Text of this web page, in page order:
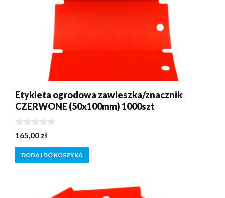
Etykieta ogrodowa zawieszka/znacznik
CZERWONE (50x100mm) 1000szt
0
z
5
165,00 zł
DODAJ DO KOSZYKA